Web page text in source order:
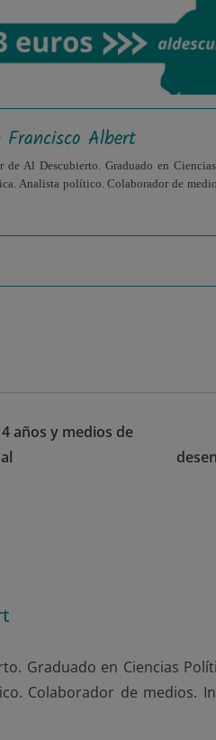
Francisco Albert
de Al Descubierto. Graduado en
Analista político. Colaborador de
años y medios de
Graduado en Ciencias
Colaborador de medios.